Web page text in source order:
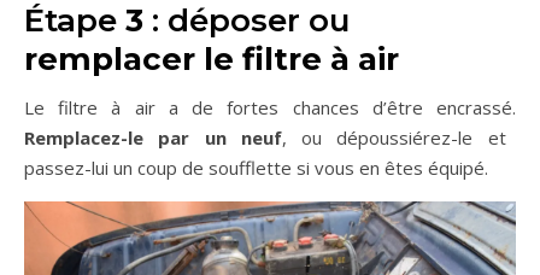
Étape 3 : déposer ou
remplacer le filtre à air
Le filtre à air a de fortes chances d’être encrassé.
Remplacez-le par un neuf, ou dépoussiérez-le et
passez-lui un coup de soufflette si vous en êtes équipé.